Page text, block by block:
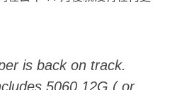
is back on track.
5060 12G ( or